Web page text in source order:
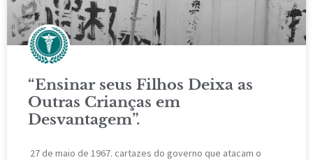
“Ensinar seus Filhos Deixa as
Outras Crianças em
Desvantagem”.
27 de maio de 1967. cartazes do governo que atacam o